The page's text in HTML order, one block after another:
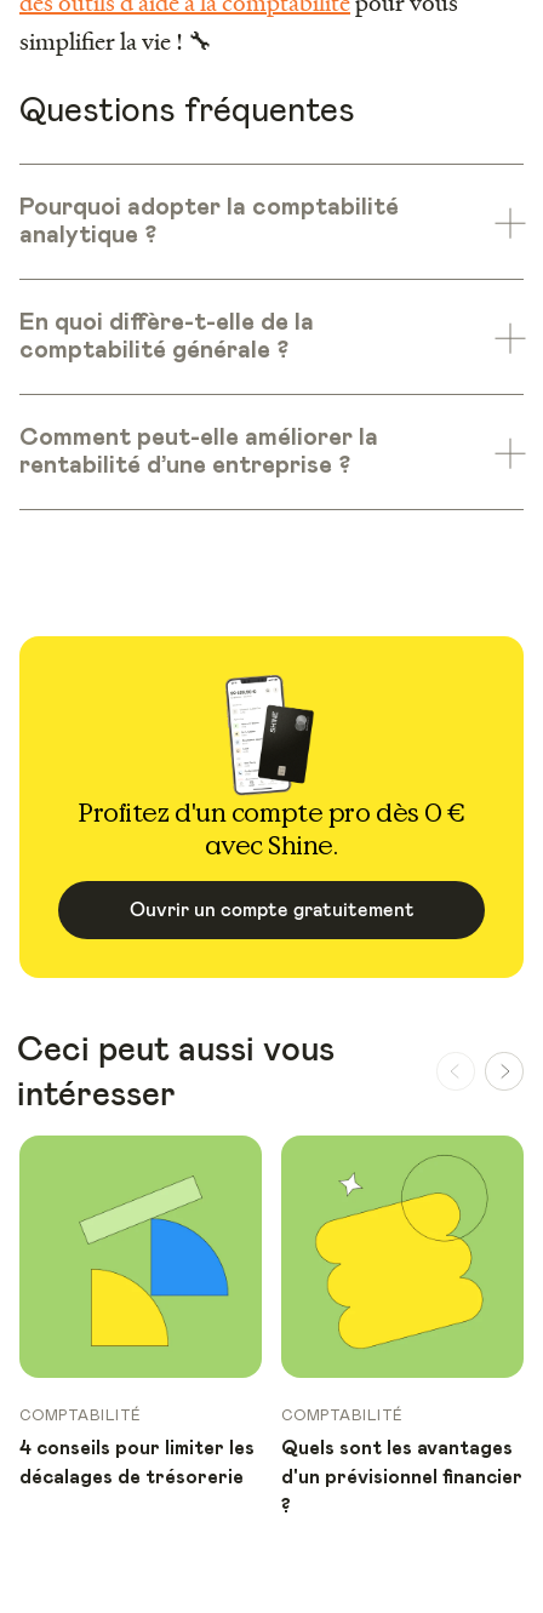
simplifier la vie ! 🔧
Questions fréquentes
Pourquoi adopter la comptabilité
analytique ?
En quoi diffère-t-elle de la
comptabilité générale ?
Comment peut-elle améliorer la
rentabilité d’une entreprise ?
Profitez d'un compte pro dès 0 €
avec Shine.
Ouvrir un compte gratuitement
Ceci peut aussi vous
intéresser
COMPTABILITÉ
4 conseils pour limiter les
décalages de trésorerie
COMPTABILITÉ
Quels sont les avantages
d'un prévisionnel financier
?